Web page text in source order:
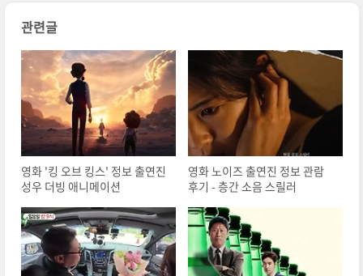
관련글
영화 '킹 오브 킹스' 정보 출연진
성우 더빙 애니메이션
영화 노이즈 출연진 정보 관람
후기 - 층간 소음 스릴러